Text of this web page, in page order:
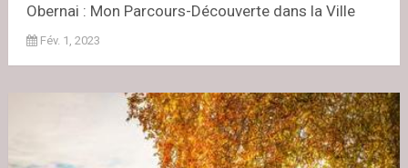
Obernai : Mon Parcours-Découverte dans la Ville
Fév. 1, 2023